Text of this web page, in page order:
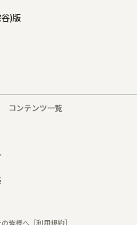
)版
コンテンツ一覧
皆様へ［利用規約］